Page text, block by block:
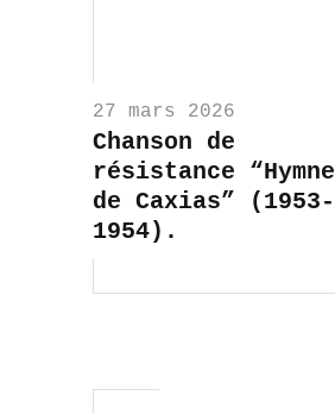
27 mars 2026
Chanson de
résistance “Hymne
de Caxias” (1953-
1954).